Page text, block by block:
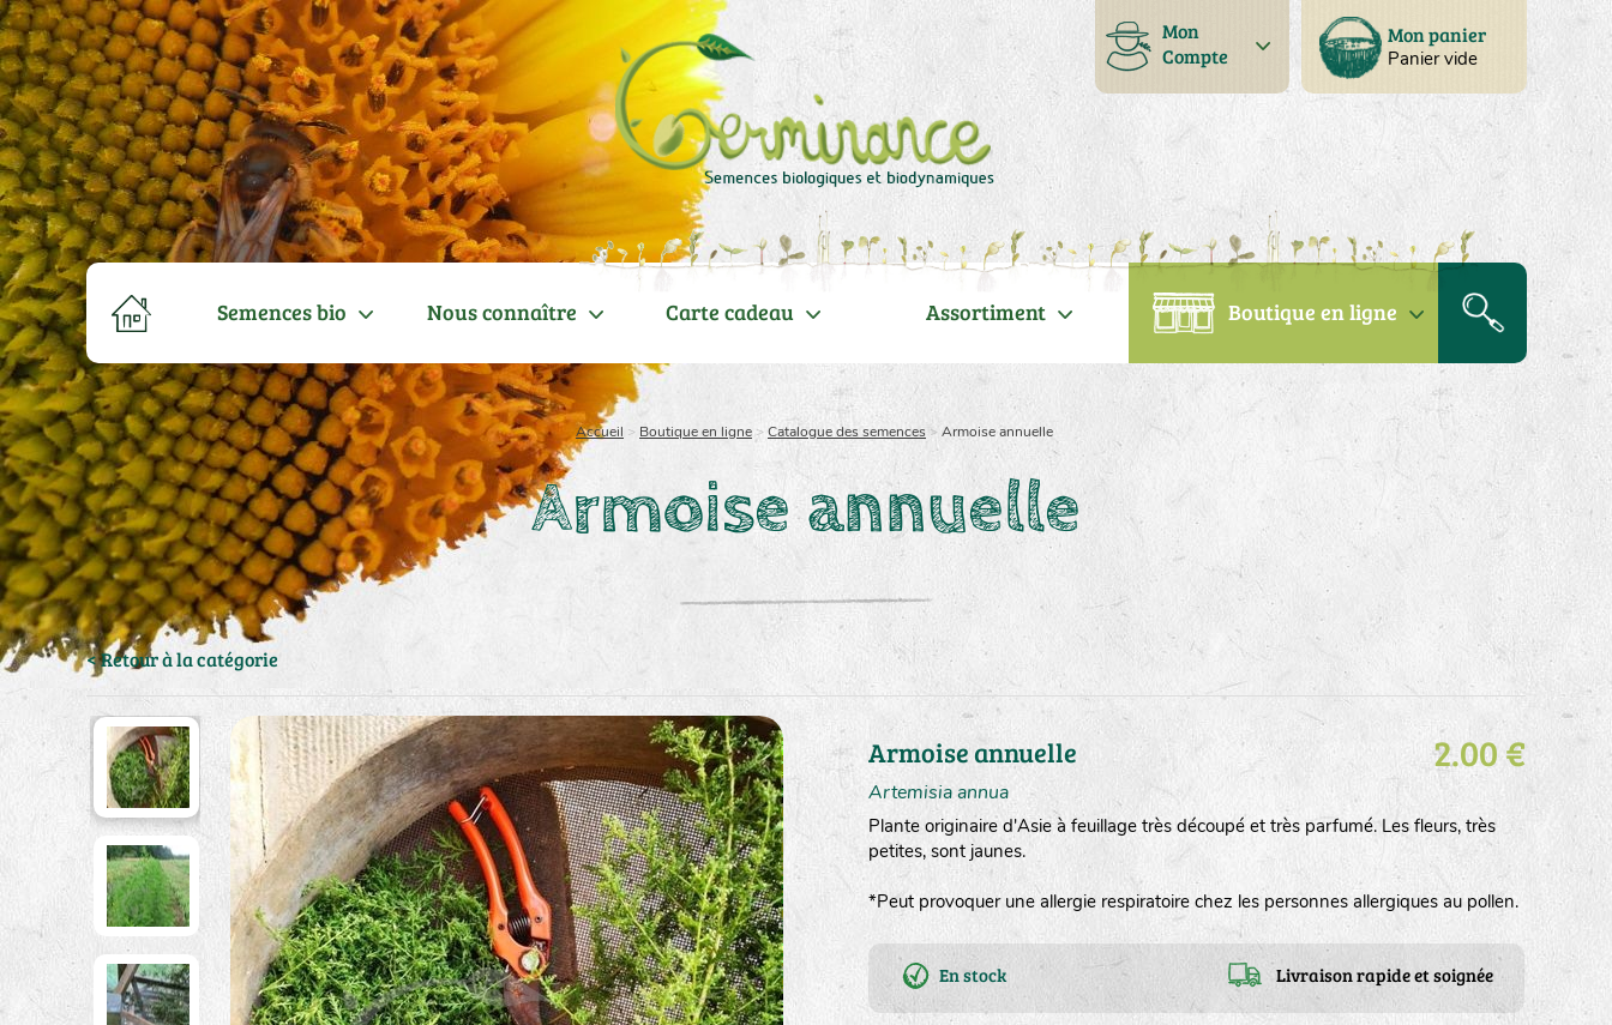
Mon panier
Panier vide
Mon
Compte
Semences bio Nous connaître Carte cadeau Assortiment Boutique en ligne
Accueil > Boutique en ligne >Catalogue des semences > Armoise annuelle
Armoise annuelle
< Retour à la catégorie
Armoise annuelle
Artemisia annua
2.00 €
Plante originaire d'Asie à feuillage très découpé et très parfumé. Les fleurs, très
petites, sont jaunes.
*Peut provoquer une allergie respiratoire chez les personnes allergiques au pollen.
En stock Livraison rapide et soignée